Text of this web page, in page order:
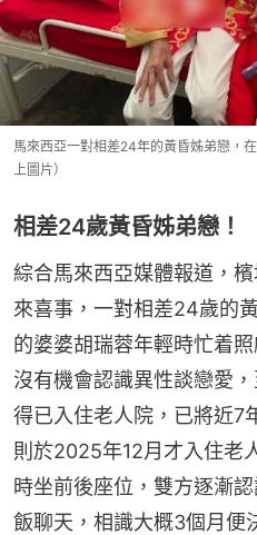
馬來西亞一對相差24年的黃昏姊弟戀，
上圖片）
相差24歲黃昏姊弟戀
綜合馬來西亞媒體報道，
來喜事，一對相差24歲的
的婆婆胡瑞蓉年輕時忙着
沒有機會認識異性談戀愛
得已入住老人院，已將近7
則於2025年12月才入住老
時坐前後座位，雙方逐漸
飯聊天，相識大概3個月便